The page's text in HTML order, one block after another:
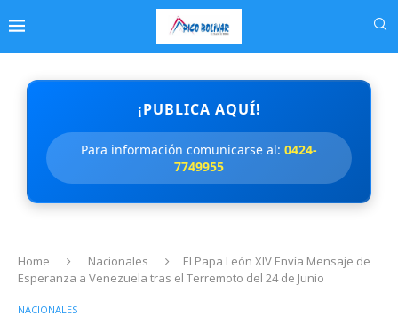
¡PUBLICA AQUÍ!
Para información comunicarse al: 0424-
7749955
Home Nacionales
El Papa León XIV Envía Mensaje de
Esperanza a Venezuela tras el Terremoto del 24 de Junio
NACIONALES